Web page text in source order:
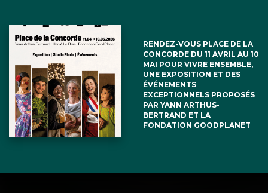
RENDEZ-VOUS PLACE DE LA
CONCORDE DU 11 AVRIL AU 10
MAI POUR VIVRE ENSEMBLE,
UNE EXPOSITION ET DES
ÉVÉNEMENTS
EXCEPTIONNELS PROPOSÉS
PAR YANN ARTHUS-
BERTRAND ET LA
FONDATION GOODPLANET